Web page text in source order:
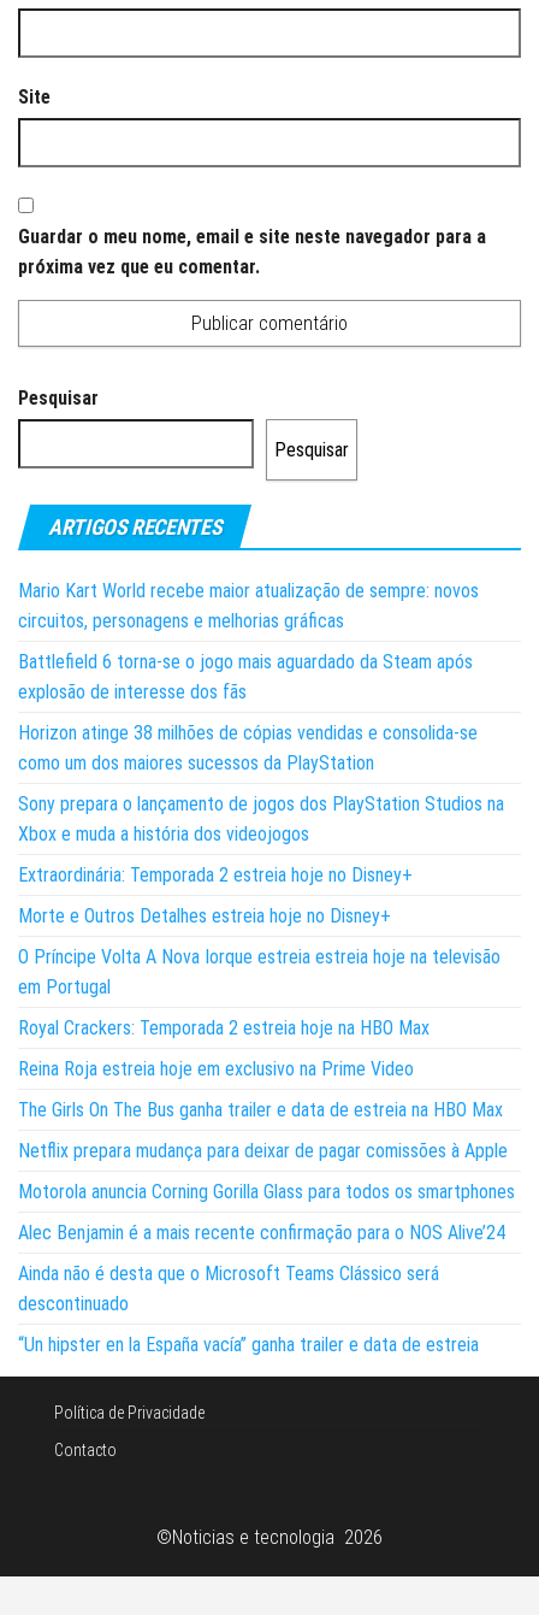
Site
Guardar o meu nome, email e site neste navegador para a
próxima vez que eu comentar.
Pesquisar
Pesquisar
ARTIGOS RECENTES
Mario Kart World recebe maior atualização de sempre: novos
circuitos, personagens e melhorias gráficas
Battlefield 6 torna-se o jogo mais aguardado da Steam após
explosão de interesse dos fãs
Horizon atinge 38 milhões de cópias vendidas e consolida-se
como um dos maiores sucessos da PlayStation
Sony prepara o lançamento de jogos dos PlayStation Studios na
Xbox e muda a história dos videojogos
Extraordinária: Temporada 2 estreia hoje no Disney+
Morte e Outros Detalhes estreia hoje no Disney+
O Príncipe Volta A Nova Iorque estreia estreia hoje na televisão
em Portugal
Royal Crackers: Temporada 2 estreia hoje na HBO Max
Reina Roja estreia hoje em exclusivo na Prime Video
The Girls On The Bus ganha trailer e data de estreia na HBO Max
Netflix prepara mudança para deixar de pagar comissões à Apple
Motorola anuncia Corning Gorilla Glass para todos os smartphones
Alec Benjamin é a mais recente confirmação para o NOS Alive’24
Ainda não é desta que o Microsoft Teams Clássico será
descontinuado
“Un hipster en la España vacía” ganha trailer e data de estreia
Política de Privacidade
Contacto
©Noticias e tecnologia 2026